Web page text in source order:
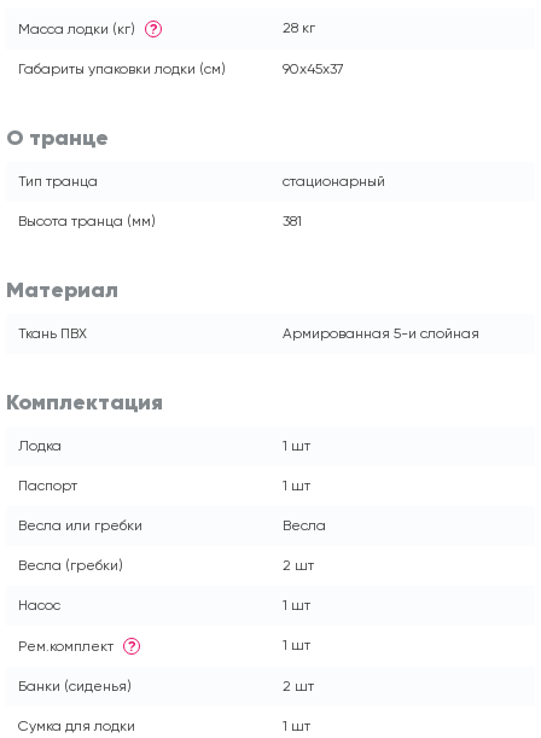
Масса лодки (кг) ? 28 кг
Габариты упаковки лодки (см) 90x45x37
О транце
Тип транца стационарный
Высота транца (мм) 381
Материал
Ткань ПВХ Армированная 5-и слойная
Комплектация
Лодка 1 шт
Паспорт 1 шт
Весла или гребки Весла
Весла (гребки) 2 шт
Насос 1 шт
Рем.комплект ? 1 шт
Банки (сиденья) 2 шт
Сумка для лодки 1 шт